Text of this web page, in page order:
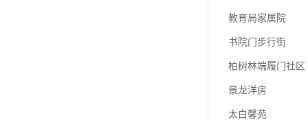
教育局家属院
书院门步行街
柏树林端履门社区
景龙洋房
太白馨苑